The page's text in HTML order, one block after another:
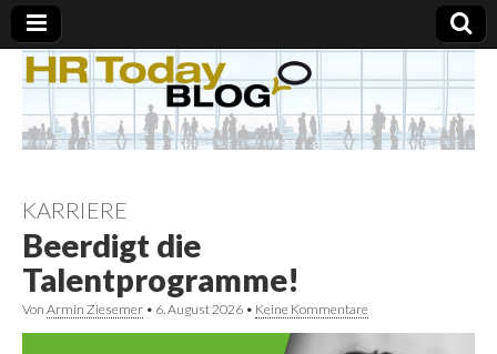
KARRIERE
Beerdigt die
Talentprogramme!
Von Armin Ziesemer • 6. August 2026 • Keine Kommentare